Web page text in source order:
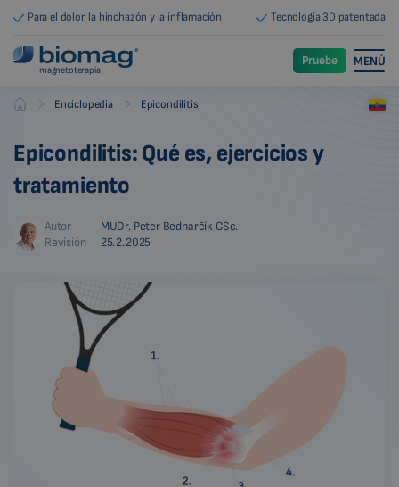
Para el dolor, la hinchazón y la inflamación Tecnología 3D patentada
magnetoterapia
Pruebe MENÚ
Biomag Enciclopedia Epicondilitis
Epicondilitis: Qué es, ejercicios y
tratamiento
Autor
MUDr. Peter Bednarčík CSc.
Revisión
25.2.2025